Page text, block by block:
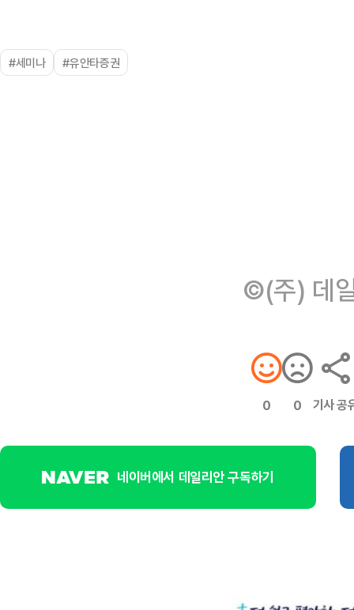
#세미나 #유안타증권
©(주) 데
0 0 기사 공
네이버에서 데일리안 구독하기